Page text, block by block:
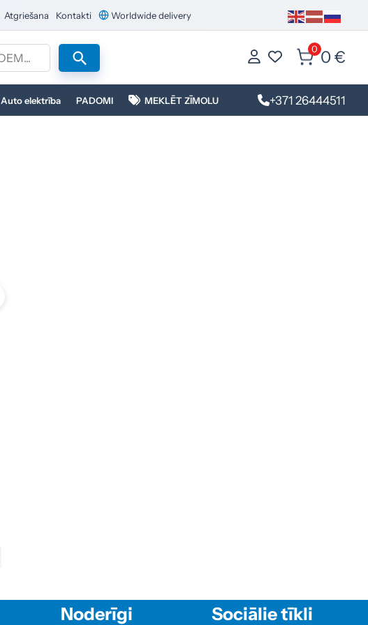
Atgriešana Kontakti Worldwide delivery
0 0 €
Auto elektrība PADOMI MEKLĒT ZĪMOLU +371 26444511
Noderīgi Sociālie tīkli